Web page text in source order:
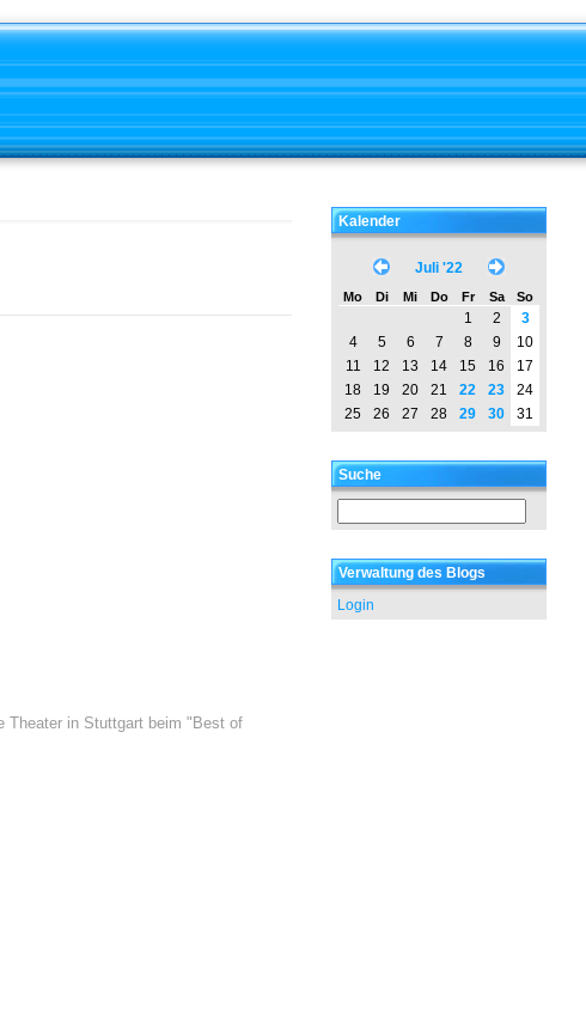
Theater in Stuttgart beim "Best of
Kalender
Juli '22
Mo Di Mi Do Fr Sa So
1 2
3
4
5 6 7 8 9
10
11
12 13 14 15 16
17
18
19 20 21 22 23
24
25
26 27 28 29 30 31
Suche
Verwaltung des Blogs
Login